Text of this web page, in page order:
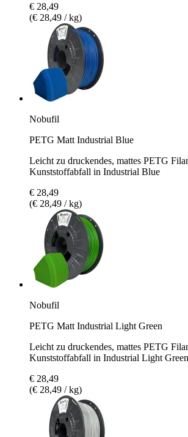
€ 28,49
(€ 28,49 / kg)
Nobufil
PETG Matt Industrial Blue
Leicht zu druckendes, mattes PETG
Kunststoffabfall in Industrial Blue
€ 28,49
(€ 28,49 / kg)
Nobufil
PETG Matt Industrial Light Green
Leicht zu druckendes, mattes PETG
Kunststoffabfall in Industrial Light Green
€ 28,49
(€ 28,49 / kg)